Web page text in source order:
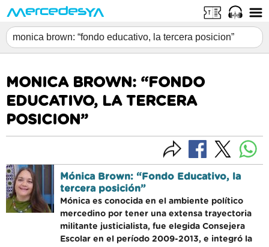
MONICA BROWN: “FONDO
EDUCATIVO, LA TERCERA
POSICION”
Mónica Brown: “Fondo Educativo, la
tercera posición”
Mónica es conocida en el ambiente político
mercedino por tener una extensa trayectoria
militante justicialista, fue elegida Consejera
Escolar en el período 2009-2013, e integró la